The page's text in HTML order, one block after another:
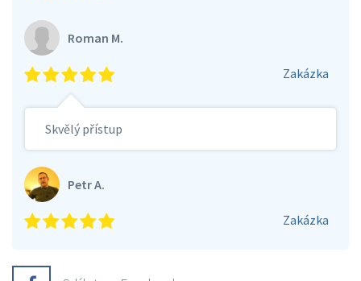
Roman M.
Zakázka
Skvělý přístup
Petr A.
Zakázka